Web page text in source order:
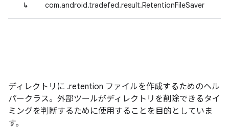
↳ com.android.tradefed.result.RetentionFileSaver
ディレクトリに .retention ファイルを作成するためのヘル
パークラス。外部ツールがディレクトリを削除できるタイ
ミングを判断するために使用することを目的としていま
す。